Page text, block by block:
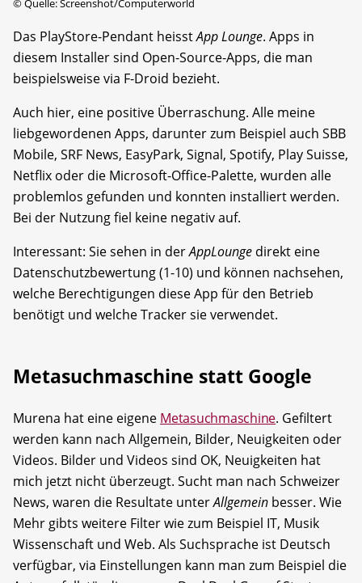
©Quelle: Screenshot/Computerworld
Das PlayStore-Pendant heisstApp Lounge. Apps in
diesem Installer sind Open-Source-Apps, die man
beispielsweise via F-Droid bezieht.
Auch hier, eine positive Überraschung. Alle meine
liebgewordenen Apps, darunter zum Beispiel auch SBB
Mobile, SRF News, EasyPark, Signal, Spotify, Play Suisse,
Netflix oder die Microsoft-Office-Palette, wurden alle
problemlos gefunden und konnten installiert werden.
Bei der Nutzung fiel keine negativ auf.
Interessant: Sie sehen in derAppLounge direkt eine
Datenschutzbewertung (1-10) und können nachsehen,
welche Berechtigungen diese App für den Betrieb
benötigt und welche Tracker sie verwendet.
Metasuchmaschine statt Google
Murena hat eine eigene Metasuchmaschine. Gefiltert
werden kann nach Allgemein, Bilder, Neuigkeiten oder
Videos. Bilder und Videos sind OK, Neuigkeiten hat
mich jetzt nicht überzeugt. Sucht man nach Schweizer
News, waren die Resultate unterAllgemein besser. Wie
Mehr gibts weitere Filter wie zum Beispiel IT, Musik
Wissenschaft und Web. Als Suchsprache ist Deutsch
verfügbar, via Einstellungen kann man zum Beispiel die